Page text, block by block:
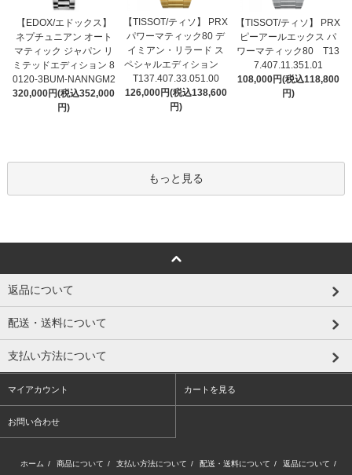
【EDOX/エドックス】
ネプチュニアン オート
マティック ジャパン リ
ミテッドエディション 8
0120-3BUM-NANNGM2
320,000円(税込352,000
円)
【TISSOT/ティソ】 PRX
パワーマティック80 デ
イミアン・リラード ス
ペシャルエディション
T137.407.33.051.00
126,000円(税込138,600
円)
【TISSOT/ティソ】 PRX
ピーアールエックス パ
ワーマティック80 T13
7.407.11.351.01
108,000円(税込118,800
円)
もっと見る
返品について
配送・送料について
支払い方法について
マイアカウント カートを見る
お問い合わせ
ホーム / 商品について / 支払い方法について / 配送・送料について / 返品について /